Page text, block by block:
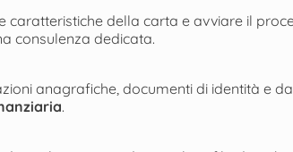
della carta e avviare il
consulenza dedicata.
anagrafiche, documenti di identità e
.